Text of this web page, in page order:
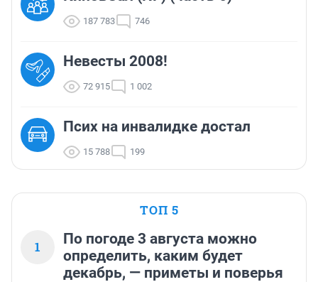
187 783 746
Невесты 2008!
72 915 1 002
Псих на инвалидке достал
15 788 199
ТОП 5
1
По погоде 3 августа можно
определить, каким будет
декабрь, — приметы и поверья